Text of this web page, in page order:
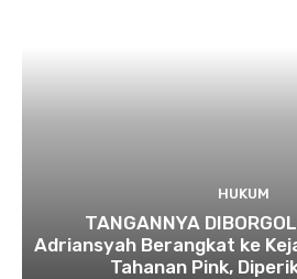
HUKUM
TANGANNYA
Adriansyah Berangkat ke
Tahanan Pink,